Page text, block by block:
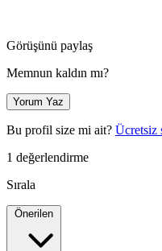
Görüşünü paylaş
Memnun kaldın mı?
Yorum Yaz
Bu profil size mi ait? Ücretsiz
1 değerlendirme
Sırala